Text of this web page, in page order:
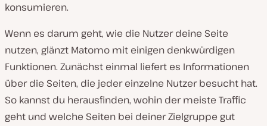
konsumieren.
Wenn es darum geht, wie die Nutzer deine Seite
nutzen, glänzt Matomo mit einigen denkwürdigen
Funktionen. Zunächst einmal liefert es Informationen
über die Seiten, die jeder einzelne Nutzer besucht hat.
So kannst du herausfinden, wohin der meiste Traffic
geht und welche Seiten bei deiner Zielgruppe gut